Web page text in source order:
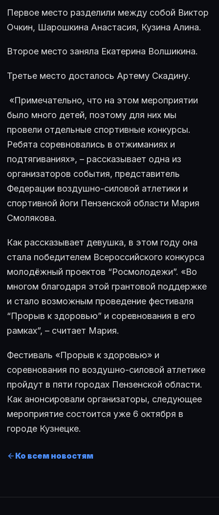
Первое место разделили между собой Виктор
Очкин, Шарошкина Анастасия, Кузина Алина.
Второе место заняла Екатерина Волшикина.
Третье место досталось Артему Скадину.
«Примечательно, что на этом мероприятии
было много детей, поэтому для них мы
провели отдельные спортивные конкурсы.
Ребята соревновались в отжиманиях и
подтягиваниях», – рассказывает одна из
организаторов события, представитель
Федерации воздушно-силовой атлетики и
спортивной йоги Пензенской области Мария
Смолякова.
Как рассказывает девушка, в этом году она
стала победителем Всероссийского конкурса
молодёжный проектов “Росмолодежи”. «Во
многом благодаря этой грантовой поддержке
и стало возможным проведение фестиваля
“Прорыв к здоровью” и соревнования в его
рамках”, – считает Мария.
Фестиваль «Прорыв к здоровью» и
соревнования по воздушно-силовой атлетике
пройдут в пяти городах Пензенской области.
Как анонсировали организаторы, следующее
мероприятие состоится уже 6 октября в
городе Кузнецке.
Ко всем новостям